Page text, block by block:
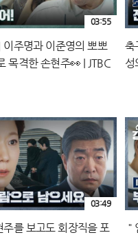
이주명과 이준영의 뽀뽀
목격한 손현주👀 | JTBC
03:55
축
성
주를 보고도 회장직을 포
03:49